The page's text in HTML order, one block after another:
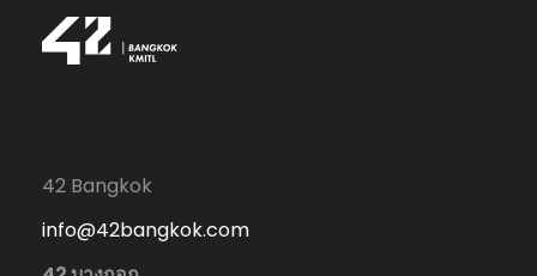
42 Bangkok
info@42bangkok.com